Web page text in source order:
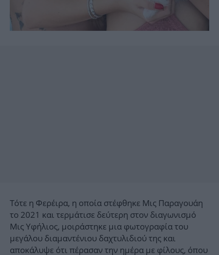
Τότε η Φερέιρα, η οποία στέφθηκε Μις Παραγουάη
το 2021 και τερμάτισε δεύτερη στον διαγωνισμό
Μις Υφήλιος, μοιράστηκε μια φωτογραφία του
μεγάλου διαμαντένιου δαχτυλιδιού της και
αποκάλυψε ότι πέρασαν την ημέρα με φίλους, όπου